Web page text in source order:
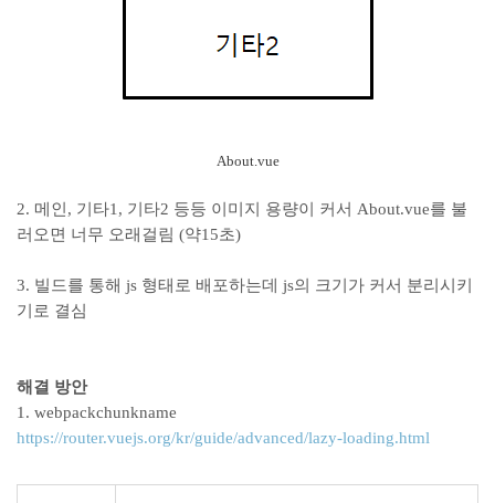
About.vue
2. 메인, 기타1, 기타2 등등 이미지 용량이 커서 About.vue를 불
러오면 너무 오래걸림 (약15초)
3. 빌드를 통해 js 형태로 배포하는데 js의 크기가 커서 분리시키
기로 결심
해결 방안
1. webpackchunkname
https://router.vuejs.org/kr/guide/advanced/lazy-loading.html